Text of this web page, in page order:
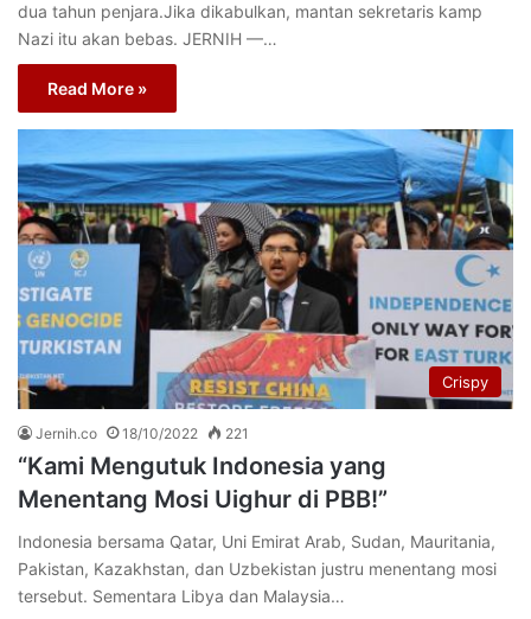
dua tahun penjara.Jika dikabulkan, mantan sekretaris kamp
Nazi itu akan bebas. JERNIH —…
Read More »
Crispy
Jernih.co 18/10/2022 221
“Kami Mengutuk Indonesia yang
Menentang Mosi Uighur di PBB!”
Indonesia bersama Qatar, Uni Emirat Arab, Sudan, Mauritania,
Pakistan, Kazakhstan, dan Uzbekistan justru menentang mosi
tersebut. Sementara Libya dan Malaysia…